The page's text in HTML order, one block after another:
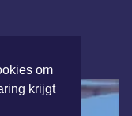
om
krijgt